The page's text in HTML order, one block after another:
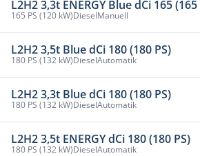
L2H2 3,3t ENERGY Blue dCi 165 (165
165 PS (120 kW)DieselManuell
L2H2 3,5t Blue dCi 180 (180 PS)
180 PS (132 kW)DieselAutomatik
L2H2 3,3t Blue dCi 180 (180 PS)
180 PS (132 kW)DieselAutomatik
L2H2 3,5t ENERGY dCi 180 (180 PS)
180 PS (132 kW)DieselAutomatik